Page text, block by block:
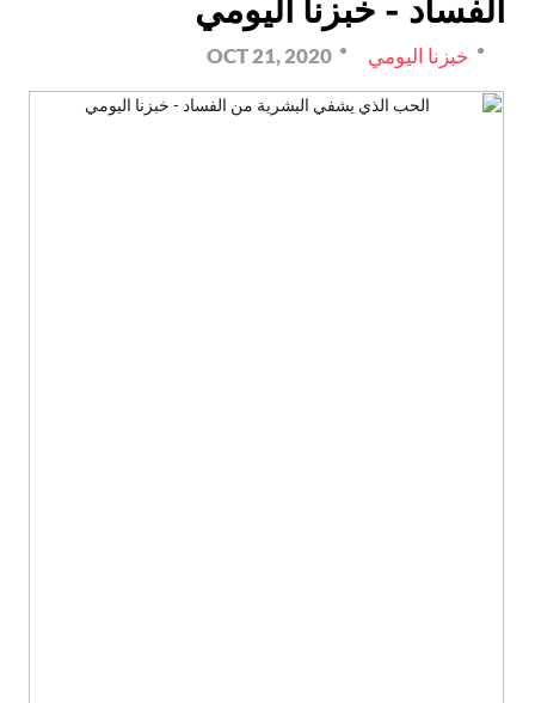
الفساد - خبزنا اليومي
خبزنا اليومي OCT 21, 2020